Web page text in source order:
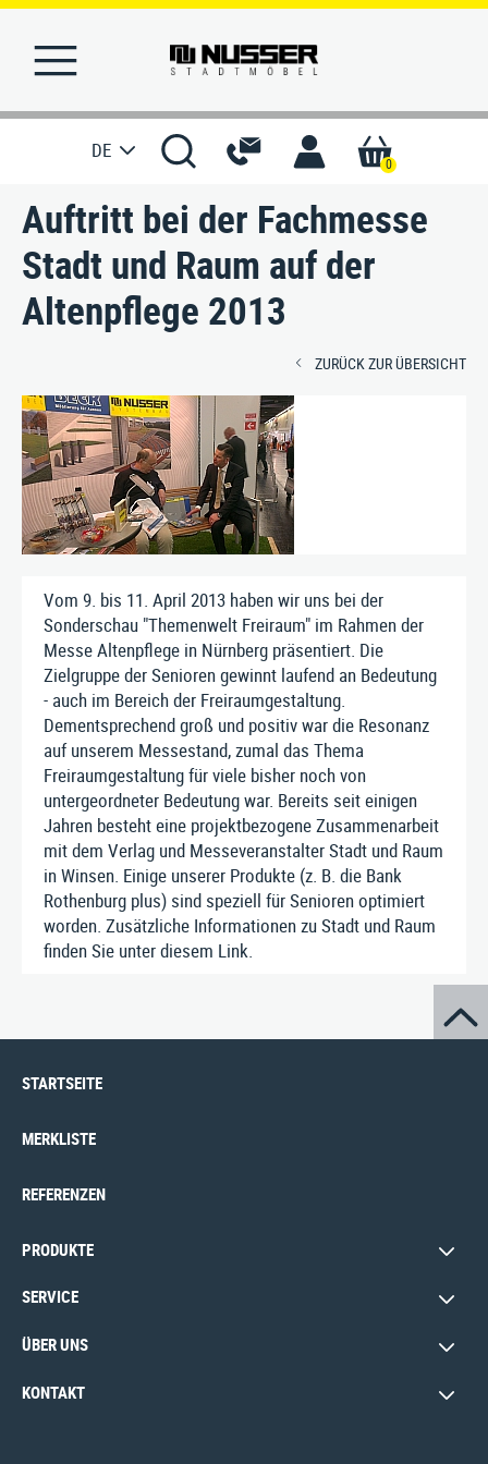
DE
0
STARTSEITE
MERKLISTE
REFERENZEN
PRODUKTE
SERVICE
ÜBER UNS
KONTAKT
Nusser Stadtmöbel GmbH & Co. KG
Max-Eyth-Straße 33, D-71364 Winnenden
Telefon: 07195 / 693-111
Telefax: 07195 / 693-123
E‑Mail:nusser@stadtmoebel.de
Impressum|Datenschutz| AGB
Auftritt bei der Fachmesse
Stadt und Raum auf der
Altenpflege 2013
ZURÜCK ZUR ÜBERSICHT
Vom 9. bis 11. April 2013 haben wir uns bei der
Sonderschau "Themenwelt Freiraum" im Rahmen der
Messe Altenpflege in Nürnberg präsentiert. Die
Zielgruppe der Senioren gewinnt laufend an Bedeutung
- auch im Bereich der Freiraumgestaltung.
Dementsprechend groß und positiv war die Resonanz
auf unserem Messestand, zumal das Thema
Freiraumgestaltung für viele bisher noch von
untergeordneter Bedeutung war. Bereits seit einigen
Jahren besteht eine projektbezogene Zusammenarbeit
mit dem Verlag und Messeveranstalter Stadt und Raum
in Winsen. Einige unserer Produkte (z. B. die Bank
Rothenburg plus) sind speziell für Senioren optimiert
worden. Zusätzliche Informationen zu Stadt und Raum
finden Sie unter diesem Link
STARTSEITE
MERKLISTE
REFERENZEN
PRODUKTE
SERVICE
ÜBER UNS
KONTAKT